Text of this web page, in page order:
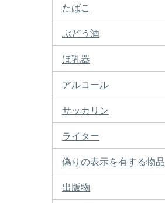
たばこ
ぶどう酒
ほ乳器
アルコール
サッカリン
ライター
偽りの表示を有する物品
出版物